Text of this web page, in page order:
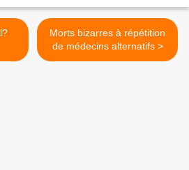
Morts bizarres à répétition
de médecins alternatifs >